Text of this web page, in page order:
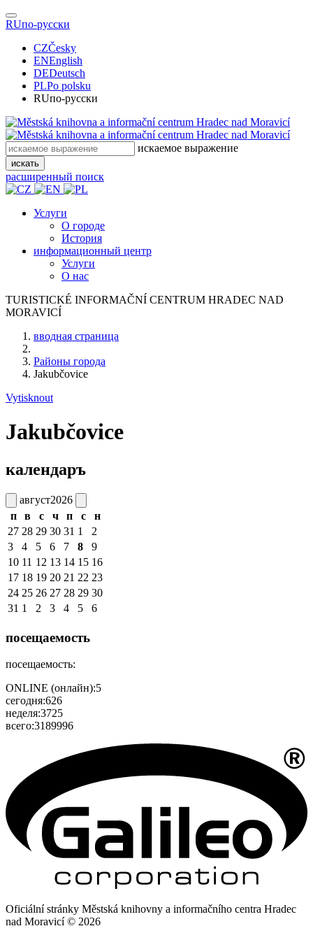
RUпо-русски
CZČesky
ENEnglish
DEDeutsch
PLPo polsku
RUпо-русски
искаемое выражение
искать
расширенный поиск
Услуги
О городе
История
информационный центр
Услуги
О нас
TURISTICKÉ INFORMAČNÍ CENTRUM HRADEC NAD
MORAVICÍ
вводная страница
Районы города
Jakubčovice
Vytisknout
Jakubčovice
календаръ
август2026
п
в с ч п с
н
27 28 29 30 31 1
2
3
4 5 6 7 8
9
10 11 12 13 14 15 16
17 18 19 20 21 22 23
24 25 26 27 28 29 30
31 1 2 3 4 5 6
посещаемость
посещаемость:
ONLINE (онлайн):5
сегодня:626
неделя:3725
всего:3189996
Oficiální stránky Městská knihovny a informačního centra Hradec
nad Moravicí © 2026